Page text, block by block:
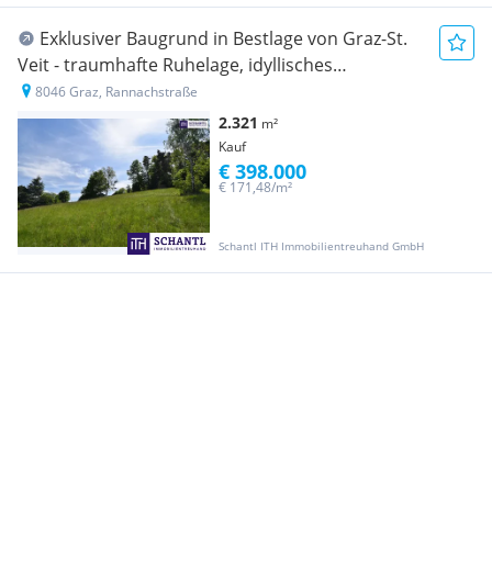
Exklusiver Baugrund in Bestlage von Graz-St.
Veit - traumhafte Ruhelage, idyllisches
Grünumfeld und beeindruckende Aussicht!
8046 Graz, Rannachstraße
2.321 m²
Kauf
Schantl ITH Immobilientreuhand GmbH
€ 171,48/m²
€ 398.000